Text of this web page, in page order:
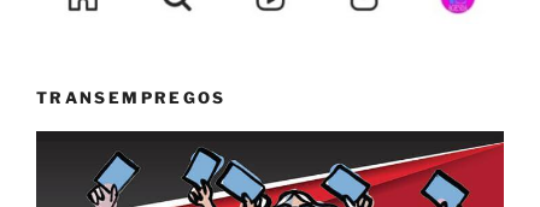
TRANSEMPREGOS